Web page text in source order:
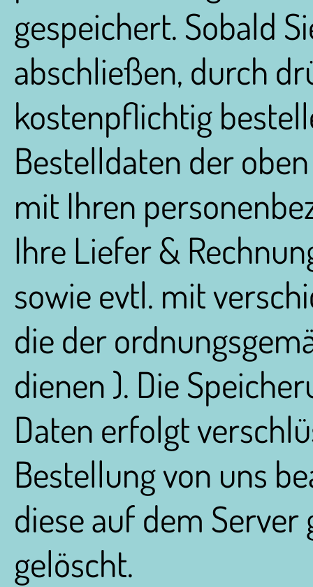
gespeichert. Sobald
abschließen, durch
kostenpflichtig
Bestelldaten der
mit Ihren
Ihre Liefer &
sowie evtl. mit
die der
dienen ). Die
Daten erfolgt
Bestellung von uns
diese auf dem
gelöscht.